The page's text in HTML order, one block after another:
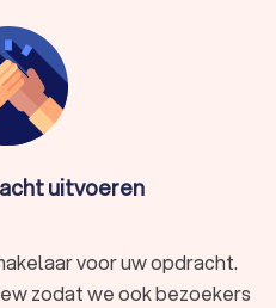
uitvoeren
voor uw opdracht.
zodat we ook bezoekers